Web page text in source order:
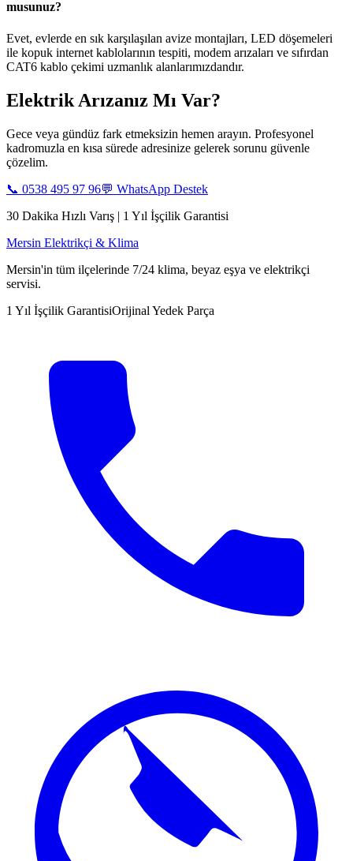
musunuz?
Evet, evlerde en sık karşılaşılan avize montajları, LED döşemeleri
ile kopuk internet kablolarının tespiti, modem arızaları ve sıfırdan
CAT6 kablo çekimi uzmanlık alanlarımızdandır.
Elektrik Arızanız Mı Var?
Gece veya gündüz fark etmeksizin hemen arayın. Profesyonel
kadromuzla en kısa sürede adresinize gelerek sorunu güvenle
çözelim.
📞 0538 495 97 96💬 WhatsApp Destek
30 Dakika Hızlı Varış | 1 Yıl İşçilik Garantisi
Mersin Elektrikçi & Klima
Mersin'in tüm ilçelerinde 7/24 klima, beyaz eşya ve elektrikçi
servisi.
1 Yıl İşçilik GarantisiOrijinal Yedek Parça